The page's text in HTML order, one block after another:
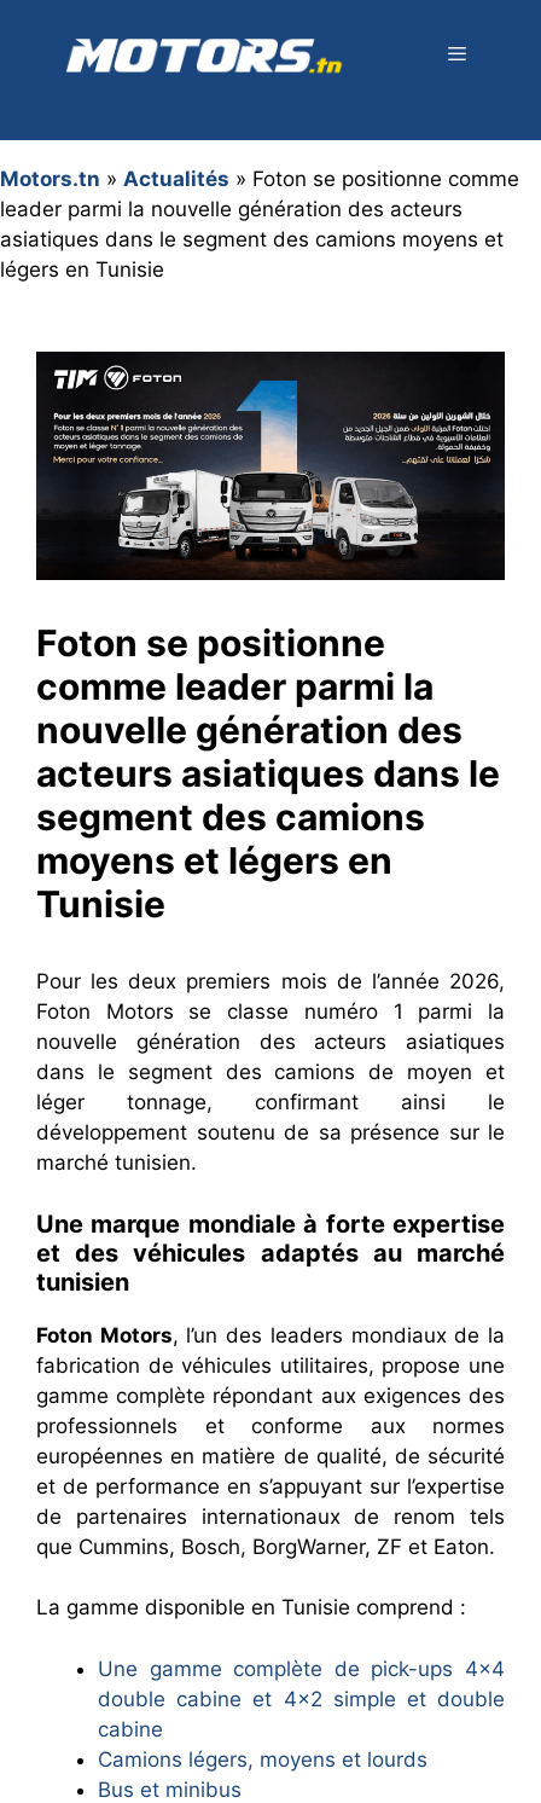
contenu
Motors.tn » Actualités » Foton se positionne comme
leader parmi la nouvelle génération des acteurs
asiatiques dans le segment des camions moyens et
légers en Tunisie
Foton se positionne
comme leader parmi la
nouvelle génération des
acteurs asiatiques dans le
segment des camions
moyens et légers en
Tunisie
Pour les deux premiers mois de l’année 2026,
Foton Motors se classe numéro 1 parmi la
nouvelle génération des acteurs asiatiques
dans le segment des camions de moyen et
léger tonnage, confirmant ainsi le
développement soutenu de sa présence sur le
marché tunisien.
Une marque mondiale à forte expertise
et des véhicules adaptés au marché
tunisien
Foton Motors, l’un des leaders mondiaux de la
fabrication de véhicules utilitaires, propose une
gamme complète répondant aux exigences des
professionnels et conforme aux normes
européennes en matière de qualité, de sécurité
et de performance en s’appuyant sur l’expertise
de partenaires internationaux de renom tels
que Cummins, Bosch, BorgWarner, ZF et Eaton.
La gamme disponible en Tunisie comprend :
Une gamme complète de pick-ups 4×4
double cabine et 4×2 simple et double
cabine
Camions légers, moyens et lourds
Bus et minibus